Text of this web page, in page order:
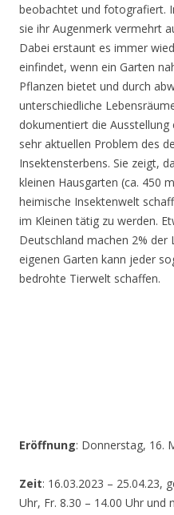
beobachtet und fotografiert.
sie ihr Augenmerk vermehrt
Dabei erstaunt es immer
einfindet, wenn ein Garten
Pflanzen bietet und durch
unterschiedliche
dokumentiert die
sehr aktuellen Problem des
Insektensterbens. Sie zeigt,
kleinen Hausgarten (ca. 450
heimische Insektenwelt
im Kleinen tätig zu werden.
Deutschland machen 2% der
eigenen Garten kann jeder
bedrohte Tierwelt schaffen.
Eröffnung: Donnerstag, 16.
Zeit: 16.03.2023 – 25.04.23,
Uhr, Fr. 8.30 – 14.00 Uhr und